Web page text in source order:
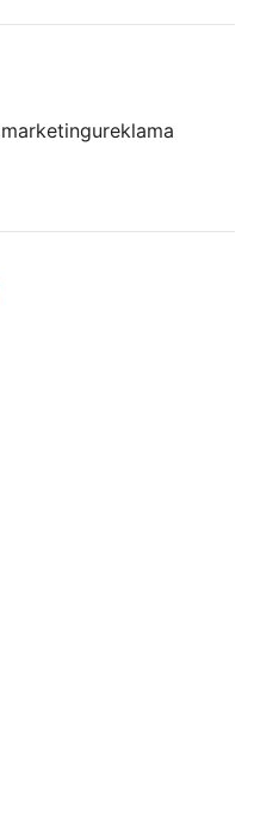
reklama